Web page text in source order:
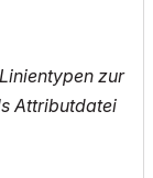
zur
Attributdatei